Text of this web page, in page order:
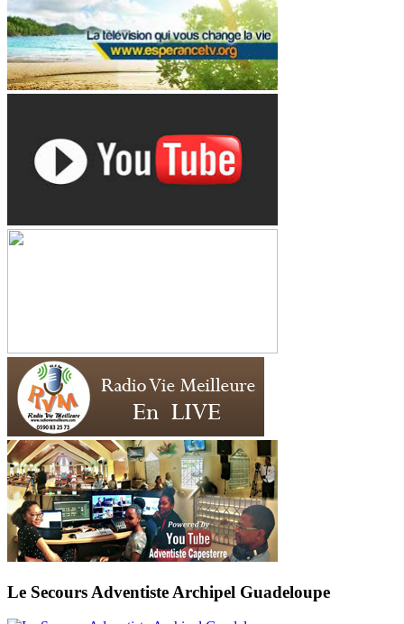
Le Secours Adventiste Archipel Guadeloupe